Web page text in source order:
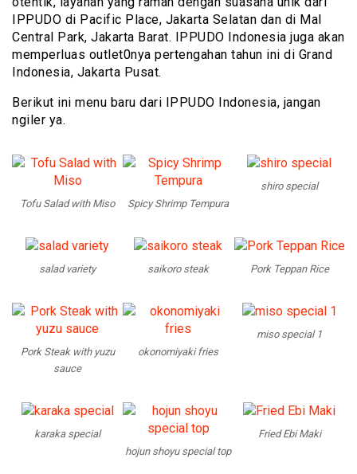
IPPUDO di Pacific Place, Jakarta Selatan dan di Mal
Central Park, Jakarta Barat. IPPUDO Indonesia juga akan
memperluas outlet0nya pertengahan tahun ini di Grand
Indonesia, Jakarta Pusat.
Berikut ini menu baru dari IPPUDO Indonesia, jangan
ngiler ya.
Tofu Salad with Miso Spicy Shrimp Tempura
shiro special
salad variety saikoro steak Pork Teppan Rice
Pork Steak with yuzu
sauce
okonomiyaki fries
miso special 1
karaka special
hojun shoyu special top
Fried Ebi Maki